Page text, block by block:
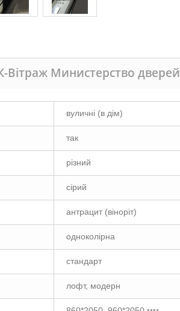
Вітраж Министерство дверей
вуличні (в дім)
так
різний
сірий
антрацит (віноріт)
одноколірна
стандарт
лофт, модерн